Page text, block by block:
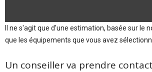
Il ne s'agit que d'une estimation, basée sur le
que les équipements que vous avez
Un conseiller va prendre